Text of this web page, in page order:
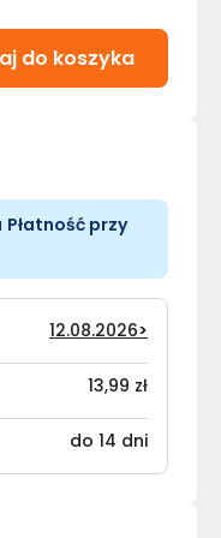
do koszyka
Płatność przy
12.08.2026>
13,99 zł
do 14 dni